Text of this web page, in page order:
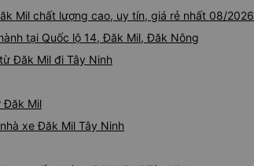
Mil chất lượng cao, uy tín, giá rẻ nhất 08/2026
tại Quốc lộ 14, Đăk Mil, Đăk Nông
Đăk Mil đi Tây Ninh
Đăk Mil
xe Đăk Mil Tây Ninh